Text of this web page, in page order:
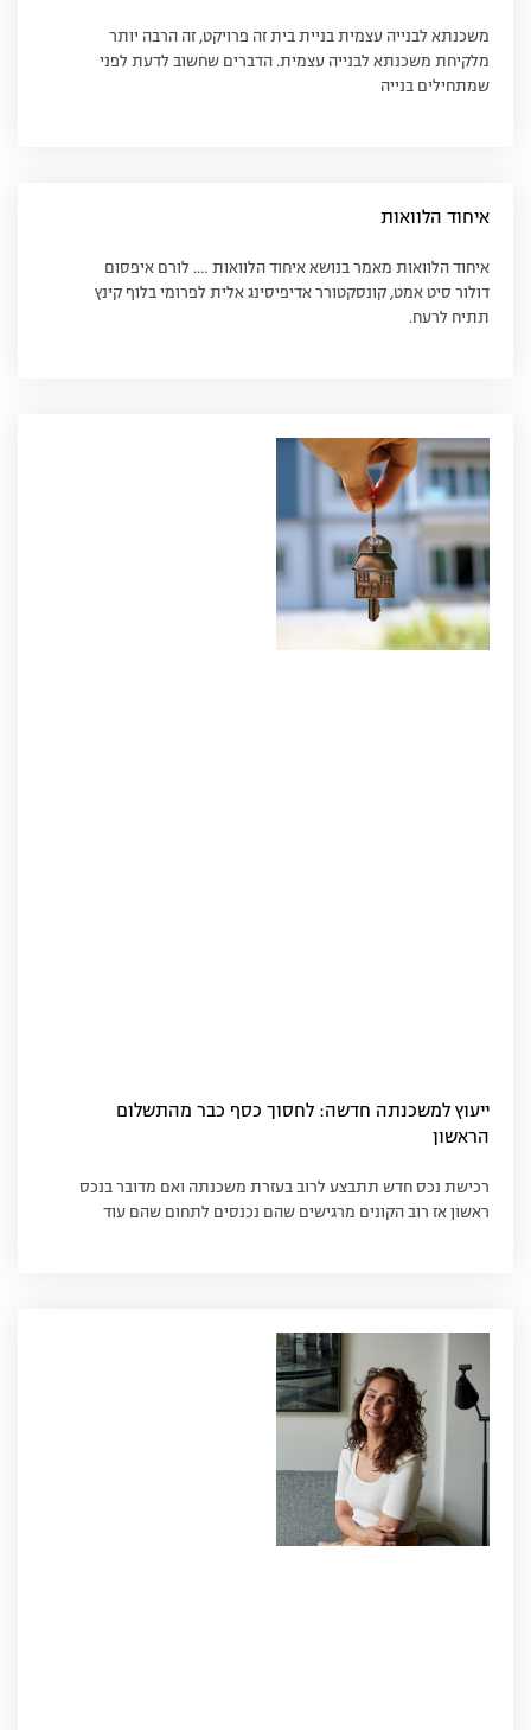
משכנתא לבנייה עצמית בניית בית זה פרויקט, זה הרבה יותר
מלקיחת משכנתא לבנייה עצמית. הדברים שחשוב לדעת לפני
שמתחילים בנייה
איחוד הלוואות
איחוד הלוואות מאמר בנושא איחוד הלוואות …. לורם איפסום
דולור סיט אמט, קונסקטורר אדיפיסינג אלית לפרומי בלוף קינץ
תתיח לרעח.
ייעוץ למשכנתה חדשה: לחסוך כסף כבר מהתשלום
הראשון‏
רכישת נכס חדש תתבצע לרוב בעזרת משכנתה ואם מדובר בנכס
ראשון אז רוב הקונים מרגישים שהם נכנסים לתחום שהם עוד